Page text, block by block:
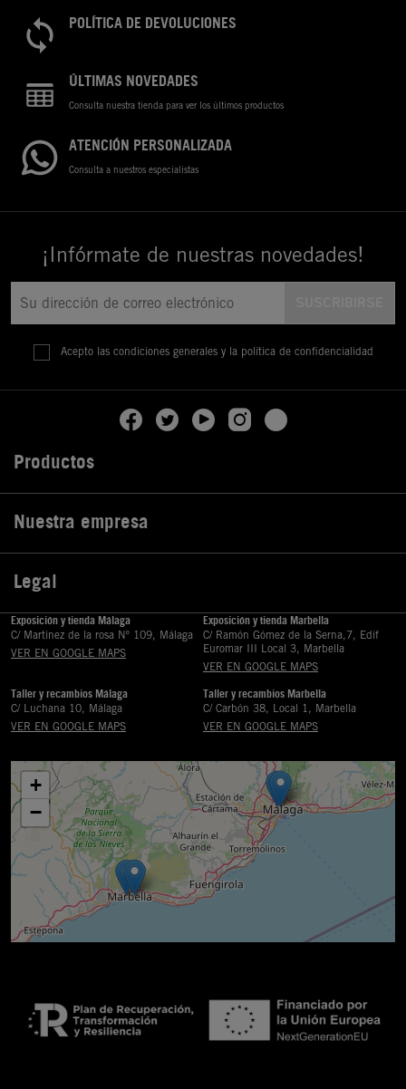
POLÍTICA DE DEVOLUCIONES
ÚLTIMAS NOVEDADES
Consulta nuestra tienda para ver los últimos productos
ATENCIÓN PERSONALIZADA
Consulta a nuestros especialistas
¡Infórmate de nuestras novedades!
Acepto las condiciones generales y la política de confidencialidad
Productos
Nuestra empresa
Legal
Exposición y tienda Málaga
C/ Martinez de la rosa Nº 109, Málaga
VER EN GOOGLE MAPS
Exposición y tienda Marbella
C/ Ramón Gómez de la Serna,7, Edif
Euromar III Local 3, Marbella
VER EN GOOGLE MAPS
Taller y recambios Málaga
C/ Luchana 10, Málaga
VER EN GOOGLE MAPS
Taller y recambios Marbella
C/ Carbón 38, Local 1, Marbella
VER EN GOOGLE MAPS
+
−